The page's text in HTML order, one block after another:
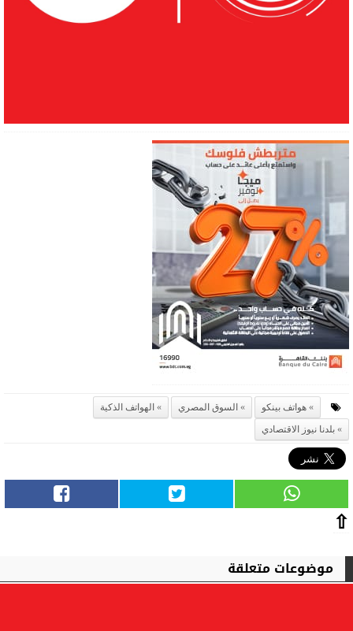
هواتف بينكو السوق المصري
الهواتف الذكية
بلدنا نيوز الاقتصادي
⇧
موضوعات متعلقة